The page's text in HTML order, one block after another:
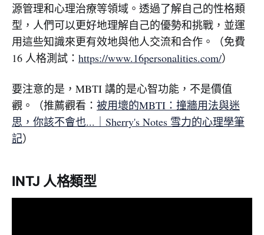
源管理和心理治療等領域。透過了解自己的性格類
型，人們可以更好地理解自己的優勢和挑戰，並運
用這些知識來更有效地與他人交流和合作。（免費
16 人格測試： https://www.16personalities.com/）
要注意的是，MBTI 講的是心智功能，不是價值
觀。（推薦觀看： 被用壞的MBTI：撞牆用法與迷
思，你該不會也...｜Sherry's Notes 雪力的心理學筆
記）
INTJ 人格類型